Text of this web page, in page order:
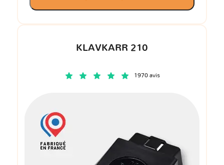
KLAVKARR 210
1970 avis